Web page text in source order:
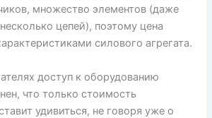
множество элементов (даже
цепей), поэтому цена
силового агрегата.
доступ к оборудованию
что только стоимость
удивиться, не говоря уже о